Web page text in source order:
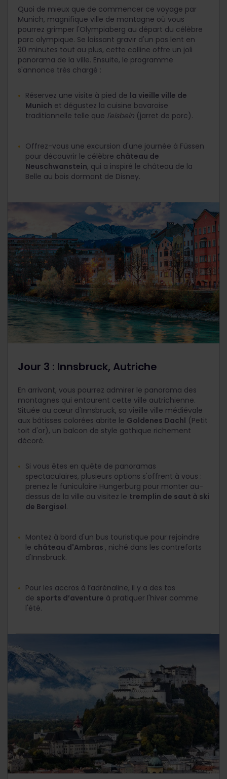
Quoi de mieux que de commencer ce voyage par
Munich, magnifique ville de montagne où vous
pourrez grimper l'Olympiaberg au départ du célèbre
parc olympique. Se laissant gravir d'un pas lent en
30 minutes tout au plus, cette colline offre un joli
panorama de la ville. Ensuite, le programme
s'annonce très chargé :
Réservez une visite à pied de la vieille ville de
Munich et dégustez la cuisine bavaroise
traditionnelle telle que l'eisbein (jarret de porc).
Offrez-vous une excursion d'une journée à Füssen
pour découvrir le célèbre château de
Neuschwanstein, qui a inspiré le château de la
Belle au bois dormant de Disney.
Jour 3 : Innsbruck, Autriche
En arrivant, vous pourrez admirer le panorama des
montagnes qui entourent cette ville autrichienne.
Située au cœur d'Innsbruck, sa vieille ville médiévale
aux bâtisses colorées abrite le Goldenes Dachl (Petit
toit d'or), un balcon de style gothique richement
décoré.
Si vous êtes en quête de panoramas
spectaculaires, plusieurs options s'offrent à vous :
prenez le funiculaire Hungerburg pour monter au-
dessus de la ville ou visitez le tremplin de saut à ski
de Bergisel.
Montez à bord d'un bus touristique pour rejoindre
le château d'Ambras , niché dans les contreforts
d'Innsbruck.
Pour les accros à l’adrénaline, il y a des tas
de sports d’aventure à pratiquer l'hiver comme
l'été.